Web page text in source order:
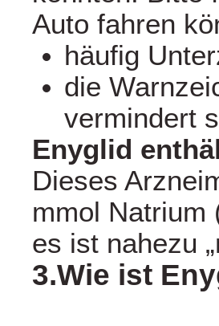
Auto fahren
häufig
die
vermindert
Enyglid
Dieses
mmol Natrium
es ist nahezu
3.Wie ist